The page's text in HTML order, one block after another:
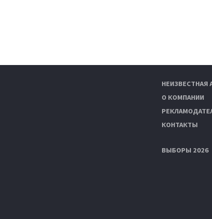
НЕИЗВЕСТНАЯ
О КОМПАНИИ
КОНТАКТЫ
ВЫБОРЫ 2026